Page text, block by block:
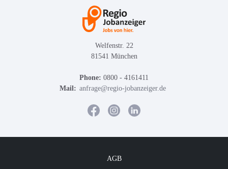
Welfenstr. 22
81541 München
Phone: 0800 - 4161411
Mail: anfrage@regio-jobanzeiger.de
AGB